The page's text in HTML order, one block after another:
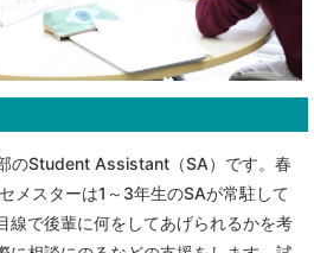
のStudent Assistant（SA）です。春
メスターは1～3年生のSAが常駐して
線で後輩に何をしてあげられるかを考